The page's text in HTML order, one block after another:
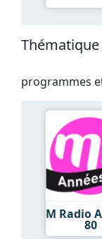
programmes
M Radio
80